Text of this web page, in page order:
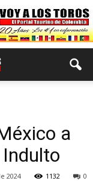
a
2024 0
1132